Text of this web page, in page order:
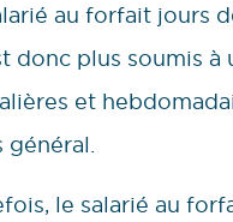
au forfait jours
donc plus soumis
et
général.
le salarié au